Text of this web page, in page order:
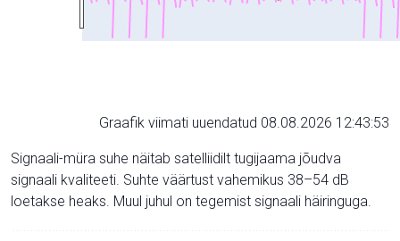
Graafik viimati uuendatud 08.08.2026 12:43:53
Signaali-müra suhe näitab satelliidilt tugijaama jõudva
signaali kvaliteeti. Suhte väärtust vahemikus 38–54 dB
loetakse heaks. Muul juhul on tegemist signaali häiringuga.